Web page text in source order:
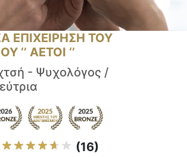
ΕΠΙΧΕΙΡΗΣΗ ΤΟΥ
‘’ ΑΕΤΟΙ ‘’
- Ψυχολόγος /
(16)